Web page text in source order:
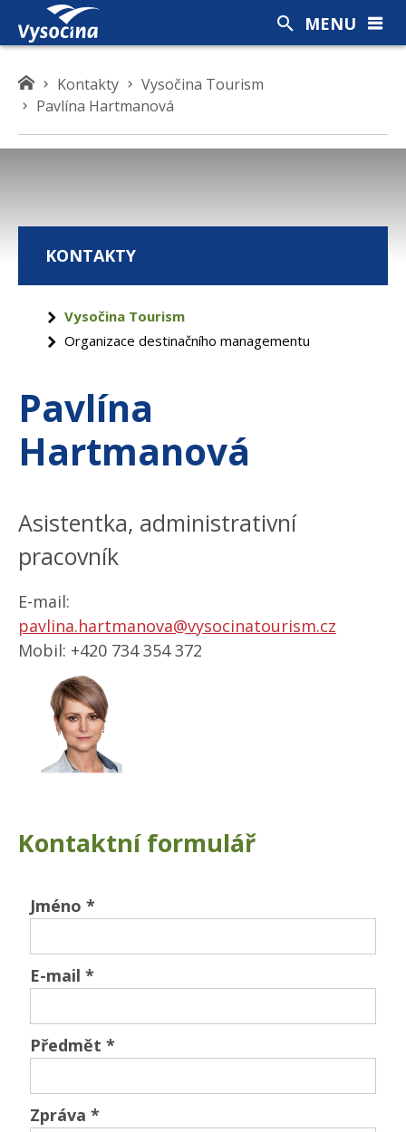
K
d
s
Kontakty
Vysočina Tourism
Pavlína Hartmanová
Pavlína
Hartmanová
Asistentka, administrativní
pracovník
E-mail:
pavlina.hartmanova@vysocinatourism.cz
Mobil: +420 734 354 372
Kontaktní formulář
Jméno *
E-mail *
Předmět *
Zpráva *
KONTAKTY
Vysočina Tourism
Organizace destinačního managementu
MENU